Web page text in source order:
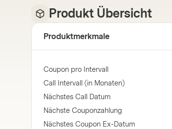
Produkt Übersicht
Produktmerkmale
Coupon pro Intervall
Call Intervall (in Monaten)
Nächstes Call Datum
Nächste Couponzahlung
Nächstes Coupon Ex-Datum